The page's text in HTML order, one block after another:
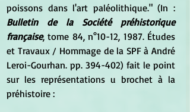
Bulletin de la Société préhistorique
française, tome 84, n°10-12, 1987. Études
et Travaux / Hommage de la SPF à André
Leroi-Gourhan. pp. 394-402) fait le point
sur les représentations u brochet à la
préhistoire :